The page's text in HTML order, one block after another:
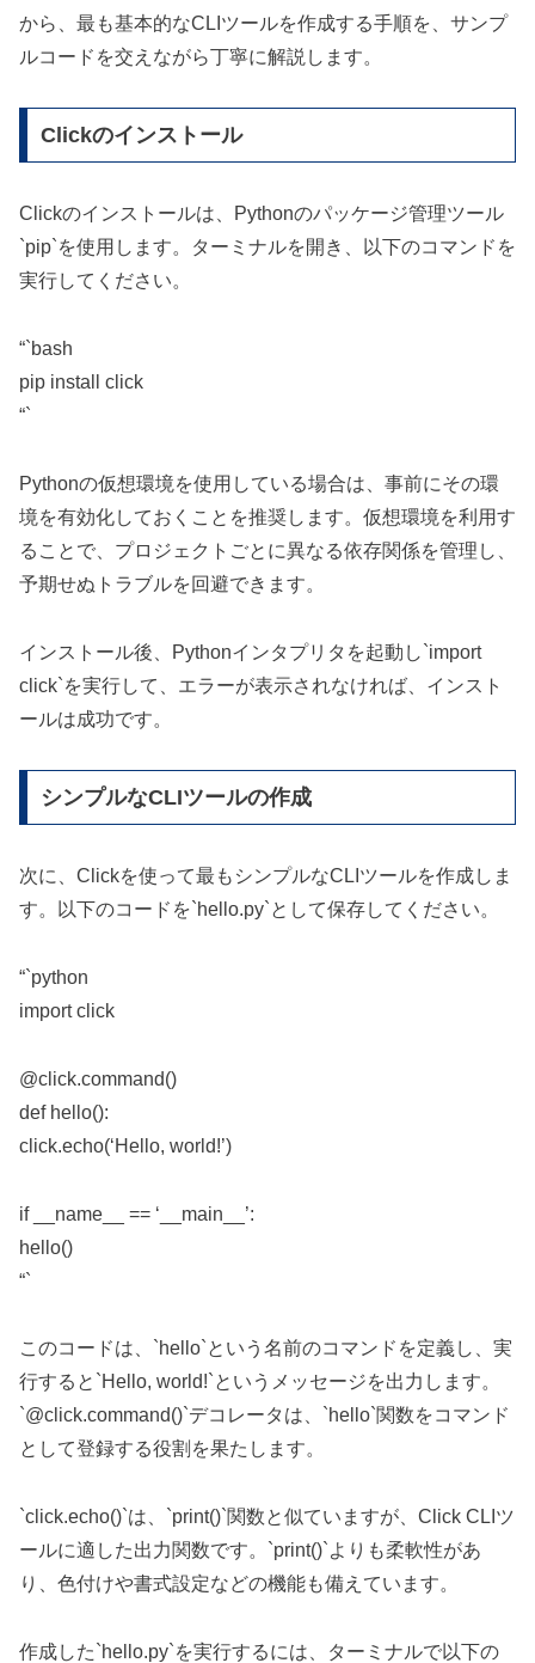
から、最も基本的なCLIツールを作成する手順を、サンプ
ルコードを交えながら丁寧に解説します。
Clickのインストール
Clickのインストールは、Pythonのパッケージ管理ツール
`pip`を使用します。ターミナルを開き、以下のコマンドを
実行してください。
“`bash
pip install click
“`
Pythonの仮想環境を使用している場合は、事前にその環
境を有効化しておくことを推奨します。仮想環境を利用す
ることで、プロジェクトごとに異なる依存関係を管理し、
予期せぬトラブルを回避できます。
インストール後、Pythonインタプリタを起動し`import
click`を実行して、エラーが表示されなければ、インスト
ールは成功です。
シンプルなCLIツールの作成
次に、Clickを使って最もシンプルなCLIツールを作成しま
す。以下のコードを`hello.py`として保存してください。
“`python
import click
@click.command()
def hello():
click.echo(‘Hello, world!’)
if __name__ == ‘__main__’:
hello()
“`
このコードは、`hello`という名前のコマンドを定義し、実
行すると`Hello, world!`というメッセージを出力します。
`@click.command()`デコレータは、`hello`関数をコマンド
として登録する役割を果たします。
`click.echo()`は、`print()`関数と似ていますが、Click CLIツ
ールに適した出力関数です。`print()`よりも柔軟性があ
り、色付けや書式設定などの機能も備えています。
作成した`hello.py`を実行するには、ターミナルで以下の